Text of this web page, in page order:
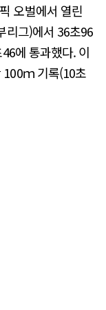
오벌에서 열린
리그)에서 36초96
에 통과했다. 이
100ｍ 기록(10초